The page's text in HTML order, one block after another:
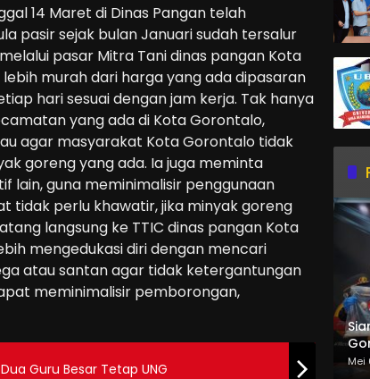
14 Maret di Dinas Pangan telah
pasir sejak bulan Januari sudah tersalur
pasar Mitra Tani dinas pangan Kota
murah dari harga yang ada dipasaran
hari sesuai dengan jam kerja. Tak hanya
yang ada di Kota Gorontalo,
agar masyarakat Kota Gorontalo tidak
goreng yang ada. Ia juga meminta
lain, guna meminimalisir penggunaan
tidak perlu khawatir, jika minyak goreng
langsung ke TTIC dinas pangan Kota
mengedukasi diri dengan mencari
atau santan agar tidak ketergantungan
meminimalisir pemborongan,
Guru Besar Tetap UNG Mei